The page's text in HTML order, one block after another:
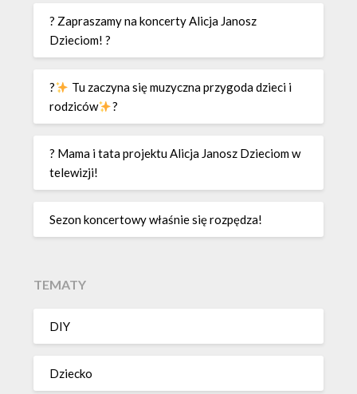
? Zapraszamy na koncerty Alicja Janosz
Dzieciom! ?
?
Tu zaczyna się muzyczna przygoda dzieci i
rodziców
?
? Mama i tata projektu Alicja Janosz Dzieciom w
telewizji!
Sezon koncertowy właśnie się rozpędza!
TEMATY
DIY
Dziecko